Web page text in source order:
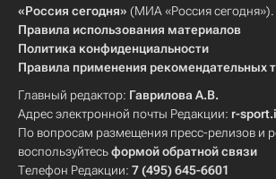
«Россия сегодня» (МИА «Россия сегодня»).
Правила использования материалов
Политика конфиденциальности
Правила применения рекомендательных
Главный редактор: Гаврилова А.В.
Адрес электронной почты Редакции: r-
По вопросам размещения пресс-релизов и
воспользуйтесьформой обратной связи
Телефон Редакции: 7 (495) 645-6601